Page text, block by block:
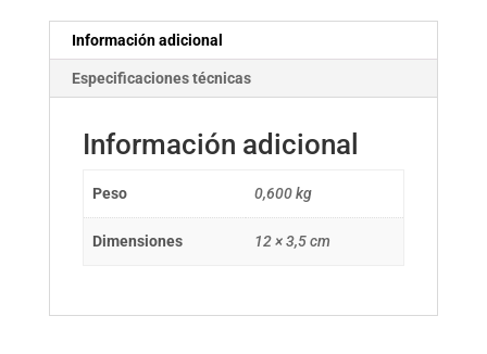
Información adicional
Especificaciones técnicas
Información adicional
Peso 0,600 kg
Dimensiones 12 × 3,5 cm